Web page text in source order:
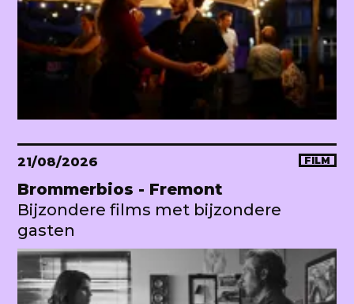
21/08/2026 FILM
Brommerbios - Fremont
Bijzondere films met bijzondere
gasten